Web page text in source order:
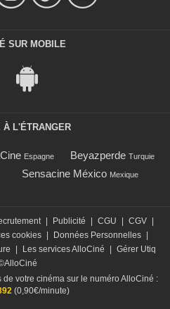
SUR MOBILE
À L'ÉTRANGER
Espagne Beyazperde Turquie
Sensacine México Mexique
| Publicité | CGU | CGV |
cookies | Données Personnelles |
| Les services AlloCiné | Gérer Utiq
votre cinéma sur le numéro AlloCiné :
(0,90€/minute)